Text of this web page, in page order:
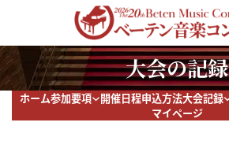
ン
ツ
へ
ー
シ
ョ
大会の記録
ホーム参加要項 開催日程申込方法大会記録
マイページ